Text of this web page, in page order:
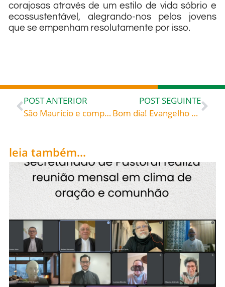
corajosas através de um estilo de vida sóbrio e
ecossustentável, alegrando-nos pelos jovens
que se empenham resolutamente por isso.
POST ANTERIOR
São Maurício e companheiros, Mártires (séc. III-IV), celebrados hoje, 22 de setembro, rogai por todos nós!
POST SEGUINTE
Bom dia! Evangelho de 23 de setembro de 2023: «E vós, quem dizeis que Eu sou?» – Santa Teresa de Calcutá (1910-1997) fundadora das Irmãs Missionárias da Caridade «Jesus, the Word spoken», cap. 12
leia também...